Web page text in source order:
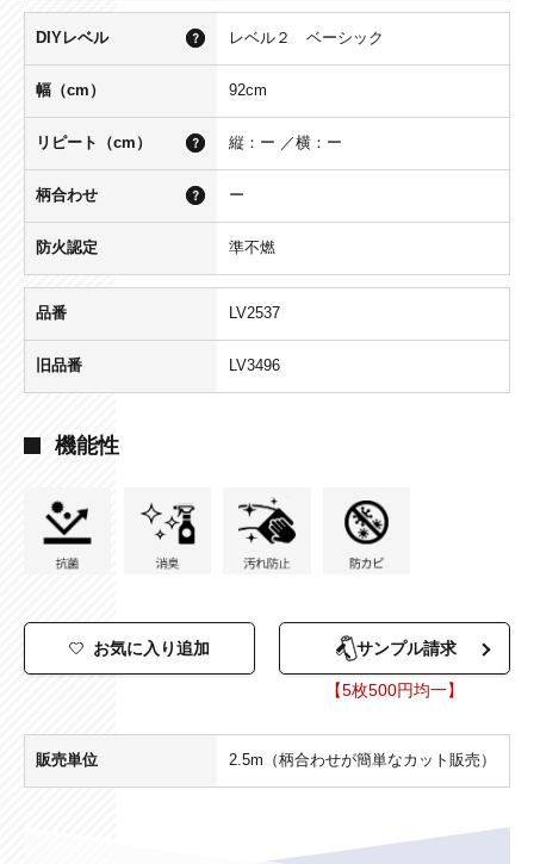
DIYレベル レベル２ ベーシック
幅（cm） 92cm
リピート（cm） 縦：ー ／横：ー
柄合わせ ー
防火認定 準不燃
品番 LV2537
旧品番 LV3496
機能性
お気に入り追加 サンプル請求
【5枚500円均一】
販売単位 2.5m（柄合わせが簡単なカット販売）